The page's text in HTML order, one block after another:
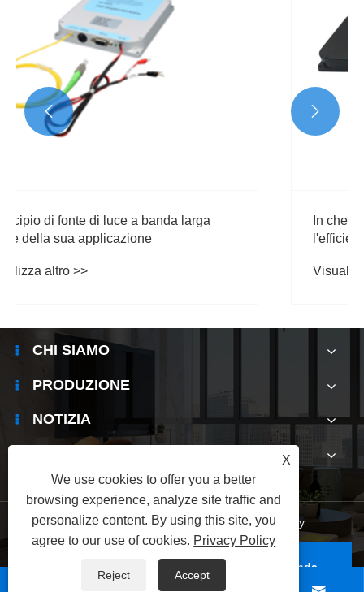
In che modo il laser a fibra Raman migliora
l'efficienza della trasmissione dei dati?
Visualizza altro >>
 
CHI SIAMO
PRODUZIONE
NOTIZIA
Links | Sitemap RSS | XML | Privacy Policy
Copyright © 2025 Shenzhen Electronic Hunsinda
Electronic Technology Company Tutti i diritti sono
X
We use cookies to offer you a better
browsing experience, analyze site traffic and
personalize content. By using this site, you
agree to our use of cookies. Privacy Policy
Reject Accept